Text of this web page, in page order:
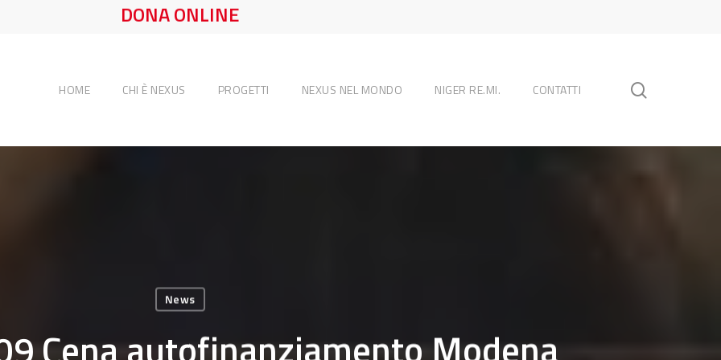
DONA ONLINE
HOME CHI È NEXUS PROGETTI NEXUS NEL MONDO NIGER RE.MI. CONTATTI
News